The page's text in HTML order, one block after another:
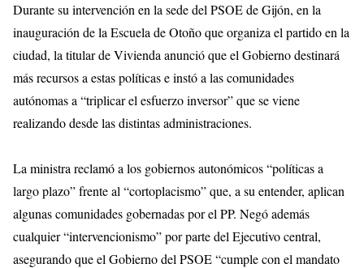
Durante su intervención en la sede del PSOE de Gijón, en la
inauguración de la Escuela de Otoño que organiza el partido en la
ciudad, la titular de Vivienda anunció que el Gobierno destinará
más recursos a estas políticas e instó a las comunidades
autónomas a “triplicar el esfuerzo inversor” que se viene
realizando desde las distintas administraciones.
La ministra reclamó a los gobiernos autonómicos “políticas a
largo plazo” frente al “cortoplacismo” que, a su entender, aplican
algunas comunidades gobernadas por el PP. Negó además
cualquier “intervencionismo” por parte del Ejecutivo central,
asegurando que el Gobierno del PSOE “cumple con el mandato